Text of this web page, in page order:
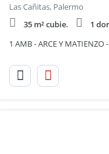
Las Cañitas, Palermo
35 m² cubie.
1
1 AMB - ARCE Y MATIENZO